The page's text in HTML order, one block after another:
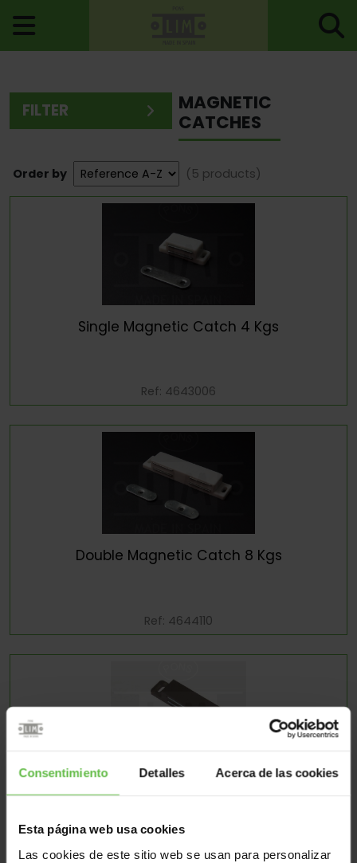
Consentimiento Detalles Acerca de las cookies
Esta página web usa cookies
Las cookies de este sitio web se usan para personalizar
FILTER
MAGNETIC
CATCHES
Order by (5 products)
Single Magnetic Catch 4 Kgs
Ref: 4643006
Double Magnetic Catch 8 Kgs
Ref: 4644110
Ref: 4644111